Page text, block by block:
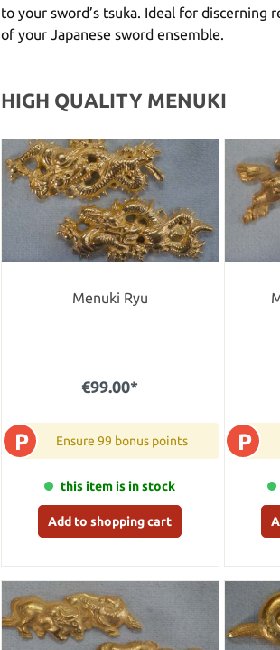
to your sword’s tsuka. Ideal for
of your Japanese sword ensemble.
HIGH QUALITY MENUKI
Menuki Ryu
€99.00*
P Ensure 99 bonus points
this item is in stock
Add to shopping cart
P